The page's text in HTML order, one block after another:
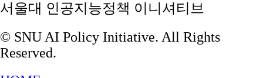
서울대 인공지능정책 이니셔티브
© SNU AI Policy Initiative. All Rights
Reserved.